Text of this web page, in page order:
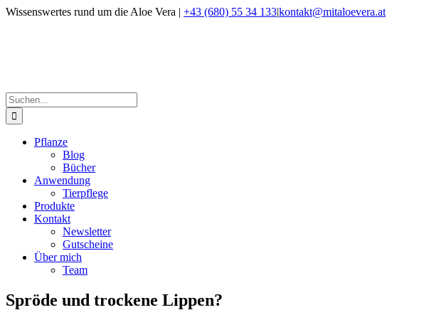
Zum
Wissenswertes rund um die Aloe Vera | +43 (680) 55 34 133|kontakt@mitaloevera.at
Suche
nach:
Pflanze
Blog
Bücher
Anwendung
Tierpflege
Produkte
Kontakt
Newsletter
Gutscheine
Über mich
Team
Spröde und trockene Lippen?